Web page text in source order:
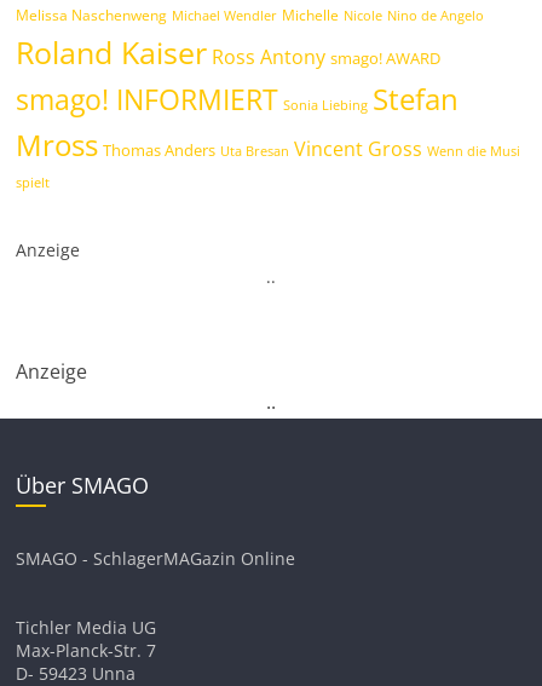
Melissa Naschenweng Michael Wendler Michelle Nicole Nino de Angelo
Roland Kaiser Ross Antony smago! AWARD
smago! INFORMIERT Sonia Liebing Stefan
Mross Thomas Anders Uta Bresan Vincent Gross Wenn die Musi
spielt
Anzeige
..
Anzeige
..
Über SMAGO
SMAGO - SchlagerMAGazin Online
Tichler Media UG
Max-Planck-Str. 7
D- 59423 Unna